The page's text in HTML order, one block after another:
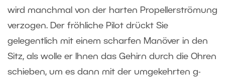
wird manchmal von der harten Propellerströmung
verzogen. Der fröhliche Pilot drückt Sie
gelegentlich mit einem scharfen Manöver in den
Sitz, als wolle er Ihnen das Gehirn durch die Ohren
schieben, um es dann mit der umgekehrten g-